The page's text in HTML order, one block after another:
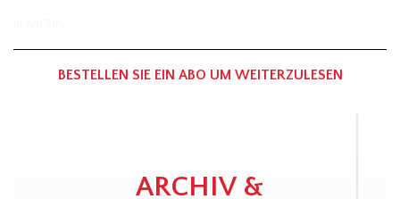
BESTELLEN SIE EIN ABO UM WEITERZULESEN
ARCHIV &